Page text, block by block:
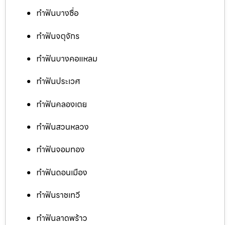
ทำฟันบางซื่อ
ทำฟันจตุจักร
ทำฟันบางคอแหลม
ทำฟันประเวศ
ทำฟันคลองเตย
ทำฟันสวนหลวง
ทำฟันจอมทอง
ทำฟันดอนเมือง
ทำฟันราชเทวี
ทำฟันลาดพร้าว